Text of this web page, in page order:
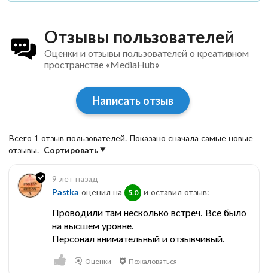
Отзывы пользователей
Оценки и отзывы пользователей о креативном
пространстве «MediaHub»
Написать отзыв
Всего 1 отзыв пользователей. Показано сначала самые новые
отзывы. Сортировать
9 лет назад
Pastka оценил на 5.0 и оставил отзыв:
Проводили там несколько встреч. Все было
на высшем уровне.
Персонал внимательный и отзывчивый.
Оценки Пожаловаться